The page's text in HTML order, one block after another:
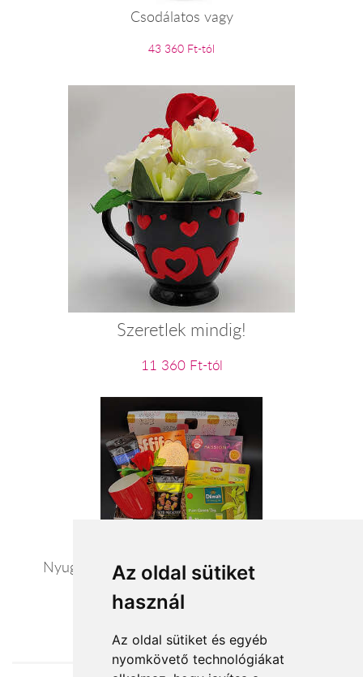
Az oldal sütiket
használ
Az oldal sütiket és egyéb
nyomkövető technológiákat
Csodálatos vagy
43 360 Ft-tól
Szeretlek mindig!
11 360 Ft-tól
Nyugalom szigete - exkluzív ajándék csomag
20 440 Ft-tól